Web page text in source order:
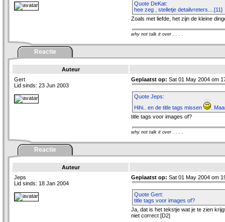
Quote DeKat:
hee zeg , stelletje detailvreters....[11]
Zoals met liefde, het zijn de kleine
why not talk it over . . . .
Reactie
Auteur
Gert
Lid sinds: 23 Jun 2003
Geplaatst op: Sat 01 May 2004 om
Quote Jeps:
Hihi.. en de title tags missen
.
title tags voor images of?
why not talk it over . . . .
Reactie
Auteur
Jeps
Lid sinds: 18 Jan 2004
Geplaatst op: Sat 01 May 2004 om
Quote Gert:
title tags voor images of?
Ja, dat is het tekstje wat je te zien
niet correct [D2]